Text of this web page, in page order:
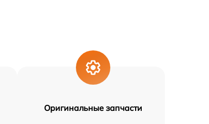
Оригинальные запчасти